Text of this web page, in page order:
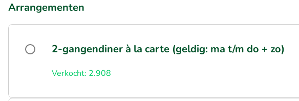
Arrangementen
2-gangendiner à la carte (geldig: ma t/m do + zo)
Verkocht: 2.908